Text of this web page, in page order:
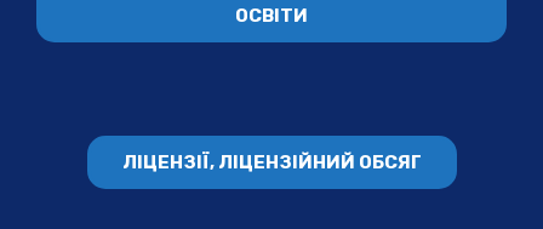
ОСВІТИ
ЛІЦЕНЗІЇ, ЛІЦЕНЗІЙНИЙ ОБСЯГ